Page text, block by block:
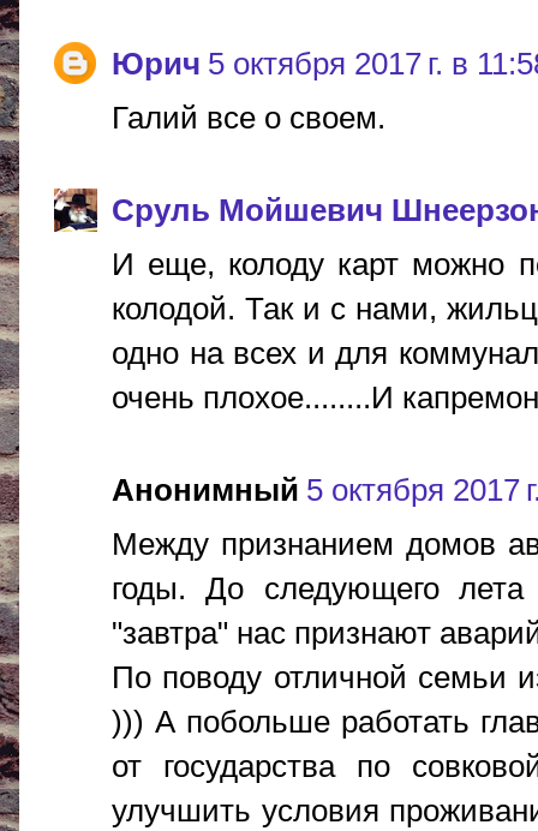
Юрич 5 октября 2017 г. в
Галий все о своем.
Сруль Мойшевич
И еще, колоду карт можно
колодой. Так и с нами,
одно на всех и для
очень плохое........И
Анонимный 5 октября 2017
Между признанием домов
годы. До следующего
"завтра" нас признают
По поводу отличной семьи
))) А побольше работать
от государства по
улучшить условия